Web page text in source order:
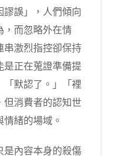
謬誤」，人們傾向
，而忽略外在情
串激烈指控卻保持
是正在蒐證準備提
「默認了。」「裡
但消費者的認知世
緒的場域。
是內容本身的殺傷